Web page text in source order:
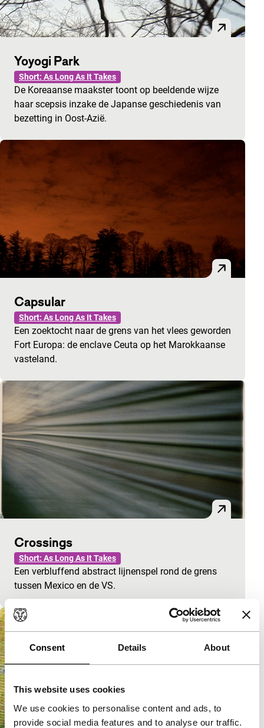
Consent Details About
This website uses cookies
We use cookies to personalise content and ads, to
provide social media features and to analyse our traffic.
Yoyogi Park
Short: As Long As It Takes
De Koreaanse maakster toont op beeldende wijze
haar scepsis inzake de Japanse geschiedenis van
bezetting in Oost-Azië.
Capsular
Short: As Long As It Takes
Een zoektocht naar de grens van het vlees geworden
Fort Europa: de enclave Ceuta op het Marokkaanse
vasteland.
Crossings
Short: As Long As It Takes
Een verbluffend abstract lijnenspel rond de grens
tussen Mexico en de VS.